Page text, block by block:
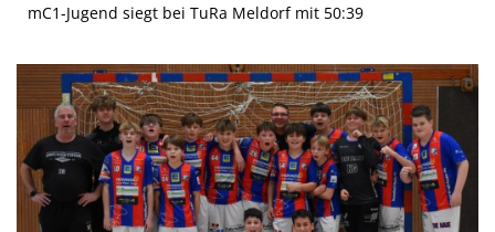
mC1-Jugend siegt bei TuRa Meldorf mit 50:39